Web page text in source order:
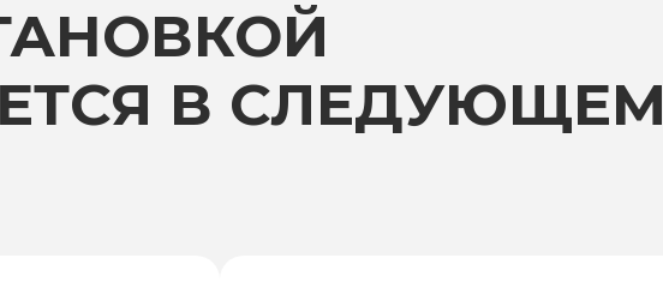
В СЛЕДУЮЩЕМ